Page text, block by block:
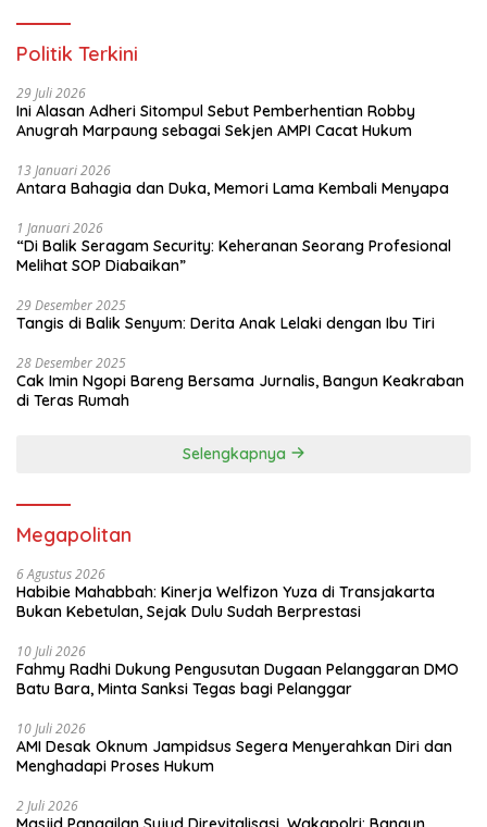
Politik Terkini
29 Juli 2026
Ini Alasan Adheri Sitompul Sebut Pemberhentian Robby
Anugrah Marpaung sebagai Sekjen AMPI Cacat Hukum
13 Januari 2026
Antara Bahagia dan Duka, Memori Lama Kembali Menyapa
1 Januari 2026
“Di Balik Seragam Security: Keheranan Seorang Profesional
Melihat SOP Diabaikan”
29 Desember 2025
Tangis di Balik Senyum: Derita Anak Lelaki dengan Ibu Tiri
28 Desember 2025
Cak Imin Ngopi Bareng Bersama Jurnalis, Bangun Keakraban
di Teras Rumah
Selengkapnya
Megapolitan
6 Agustus 2026
Habibie Mahabbah: Kinerja Welfizon Yuza di Transjakarta
Bukan Kebetulan, Sejak Dulu Sudah Berprestasi
10 Juli 2026
Fahmy Radhi Dukung Pengusutan Dugaan Pelanggaran DMO
Batu Bara, Minta Sanksi Tegas bagi Pelanggar
10 Juli 2026
AMI Desak Oknum Jampidsus Segera Menyerahkan Diri dan
Menghadapi Proses Hukum
2 Juli 2026